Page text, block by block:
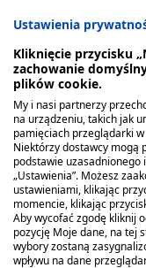
Natursept med
lizaki bez cukru,
truskawkowy, 6 szt.
11,39 zł
Ustawienia
Kliknięcie przycisku
zachowanie
plików cookie.
My i nasi partnerzy
na urządzeniu, takich jak
pamięciach przeglądarki
Niektórzy dostawcy mogą
podstawie
„Ustawienia”. Możesz
ustawieniami, klikając
momencie, klikając
Aby wycofać zgodę kliknij
pozycję Moje dane, na tej
wybory zostaną
wpływu na dane